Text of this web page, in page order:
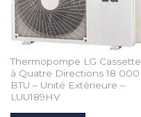
Thermopompe LG Cassette
à Quatre Directions 18 000
BTU – Unité Extérieure –
LUU189HV